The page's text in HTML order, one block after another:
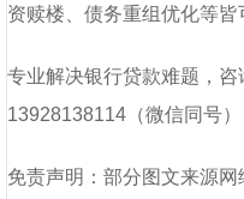
资赎楼、债务重组优化等皆
专业解决银行贷款难题，咨
13928138114 （微信同号
免责声明：部分图文来源